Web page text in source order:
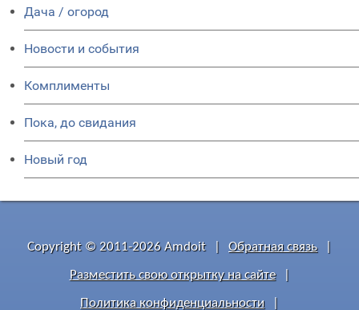
Дача / огород
Новости и события
Комплименты
Пока, до свидания
Новый год
Copyright © 2011-2026 Amdoit Обратная связь
Разместить свою открытку на сайте
Политика конфиденциальности